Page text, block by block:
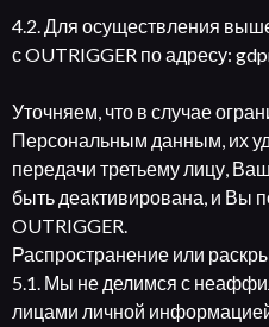
4.2. Для осуществления
с OUTRIGGER по адресу:
Уточняем, что в случае
Персональным данным, их
передачи третьему лицу,
быть деактивирована, и Вы
OUTRIGGER.
Распространение или
5.1. Мы не делимся с
лицами личной